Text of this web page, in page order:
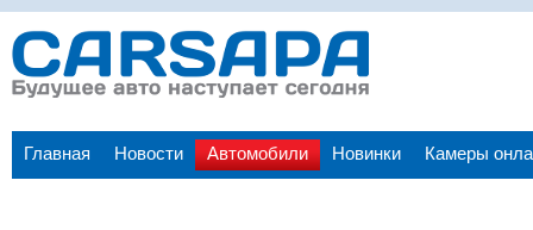
Главная Новости Автомобили Новинки Камеры